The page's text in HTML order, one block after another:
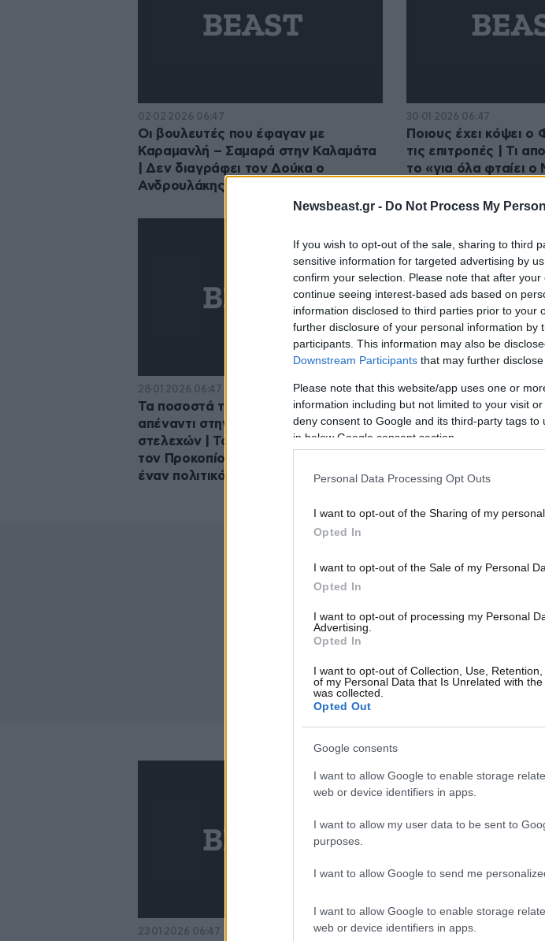
Newsbeast.gr - Do Not Process My
If you wish to opt-out of the sale, sharing to third
sensitive information for targeted advertising by
confirm your selection. Please note that after
continue seeing interest-based ads based on
information disclosed to third parties prior to your
further disclosure of your personal information by
participants. This information may also be
Downstream Participants that may further
Please note that this website/app uses one or
information including but not limited to your visit
deny consent to Google and its third-party tags
in below Google consent section.
Personal Data Processing Opt Outs
I want to opt-out of the Sharing of my personal
Opted In
I want to opt-out of the Sale of my Personal
Opted In
I want to opt-out of processing my Personal
Advertising.
Opted In
I want to opt-out of Collection, Use,
of my Personal Data that Is Unrelated with
was collected.
Opted Out
Google consents
I want to allow Google to enable storage
web or device identifiers in apps.
I want to allow my user data to be sent to
purposes.
I want to allow Google to send me
I want to allow Google to enable storage
web or device identifiers in apps.
02·02·2026 06:47
Οι βουλευτές που έφαγαν με
Καραμανλή – Σαμαρά στην Καλαμάτα
| Δεν διαγράφει τον Δούκα ο
Ανδρουλάκης | Στο σφυρί το Club 22
30·01·2026 06:47
Ποιους έχει κόψει
τις επιτροπές | Τι
το «για όλα φταίει ο
28·01·2026 06:47
Τα ποσοστά της Καρυστιανού
απέναντι στην αφρόκρεμα των
στελεχών | Το deal των 1,4 δισ. από
τον Προκοπίου | Τρεις θέσεις για
έναν πολιτικό
26·01·2026 06:47
Πώς μιλάει ο
Ανδρουλάκη |
Χατζηθεοδοσίου | Οι
23·01·2026 06:47 22·01·2026 20:43